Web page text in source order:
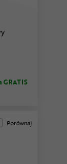
GRATIS
Porównaj